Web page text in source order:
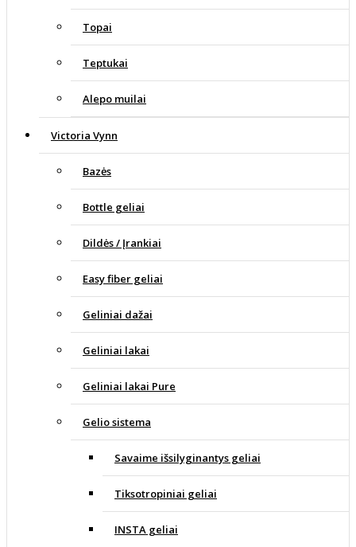
Topai
Teptukai
Alepo muilai
Victoria Vynn
Bazės
Bottle geliai
Dildės / Įrankiai
Easy fiber geliai
Geliniai dažai
Geliniai lakai
Geliniai lakai Pure
Gelio sistema
Savaime išsilyginantys geliai
Tiksotropiniai geliai
INSTA geliai